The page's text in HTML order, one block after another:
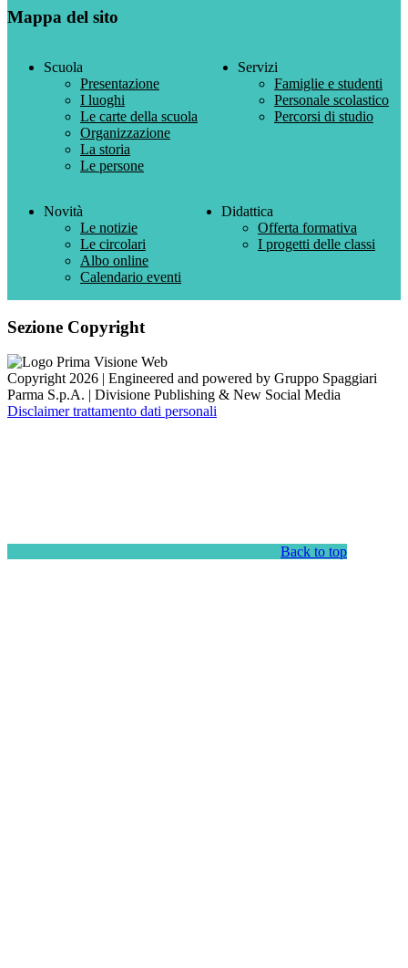
Mappa del sito
Scuola
Presentazione
I luoghi
Le carte della scuola
Organizzazione
La storia
Le persone
Servizi
Famiglie e studenti
Personale scolastico
Percorsi di studio
Novità
Le notizie
Le circolari
Albo online
Calendario eventi
Didattica
Offerta formativa
I progetti delle classi
Sezione Copyright
Copyright 2026 | Engineered and powered by Gruppo Spaggiari
Parma S.p.A. | Divisione Publishing & New Social Media
Disclaimer trattamento dati personali
Back to top